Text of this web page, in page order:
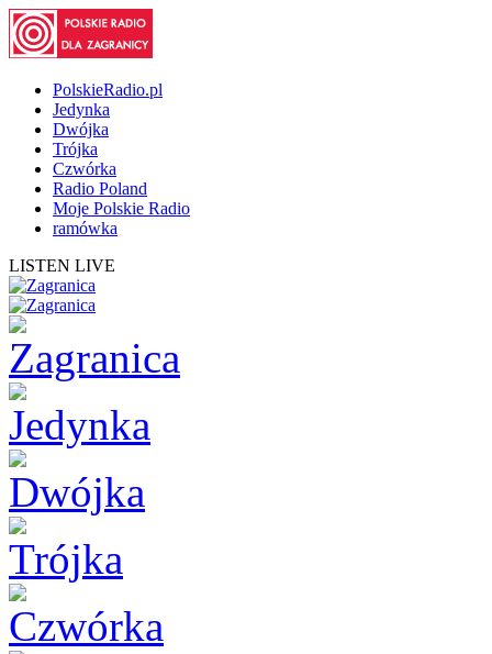
PolskieRadio.pl
Jedynka
Dwójka
Trójka
Czwórka
Radio Poland
Moje Polskie Radio
ramówka
LISTEN LIVE